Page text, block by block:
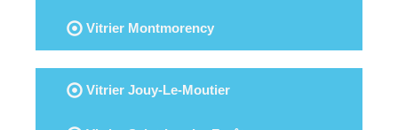
Vitrier Montmorency
Vitrier Jouy-Le-Moutier